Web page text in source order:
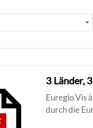
3 Länder,
Euregio Vis
durch die